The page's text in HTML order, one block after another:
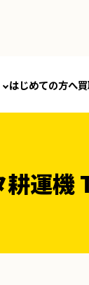
はじめての方へ
耕運